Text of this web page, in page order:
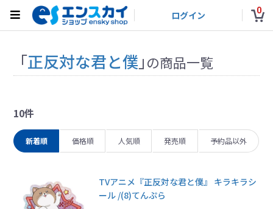
ログイン 0
「正反対な君と僕 」の商品一覧
10件
新着順 価格順 人気順 発売順 予約品以外
TVアニメ『正反対な君と僕』 キラキラシ
ール /(8)てんぷら